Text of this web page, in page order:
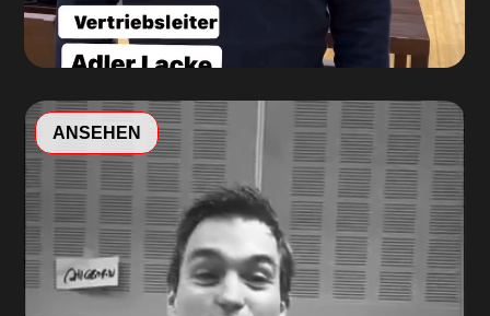
Video-
PlayerANSEHEN